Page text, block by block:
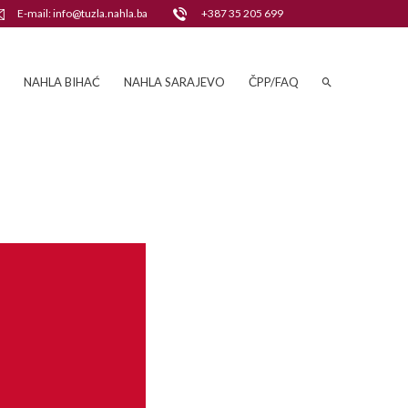
E-mail: info@tuzla.nahla.ba +387 35 205 699
NAHLA BIHAĆ NAHLA SARAJEVO ČPP/FAQ